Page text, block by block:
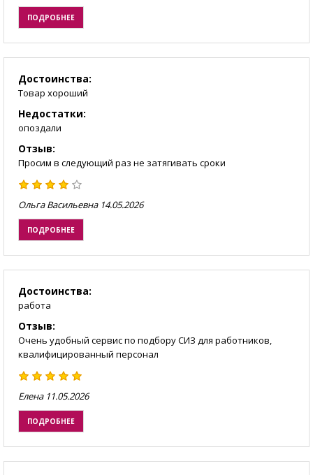
ПОДРОБНЕЕ
Достоинства:
Товар хороший
Недостатки:
опоздали
Отзыв:
Просим в следующий раз не затягивать сроки
Ольга Васильевна 14.05.2026
ПОДРОБНЕЕ
Достоинства:
работа
Отзыв:
Очень удобный сервис по подбору СИЗ для работников,
квалифицированный персонал
Елена 11.05.2026
ПОДРОБНЕЕ